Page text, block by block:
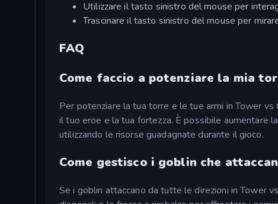
Utilizzare il tasto sinistro del mouse per
Trascinare il tasto sinistro del mouse per
FAQ
Come faccio a potenziare la mia
Per potenziare la tua torre e le tue armi in Tower
il tuo eroe e la tua fortezza. È possibile aumentare
utilizzando le risorse guadagnate durante il gioco.
Come gestisco i goblin che
Se i goblin attaccano da tutte le direzioni in Tower